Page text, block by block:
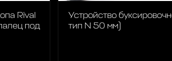
Rival
Устройство
тип N 50 мм)